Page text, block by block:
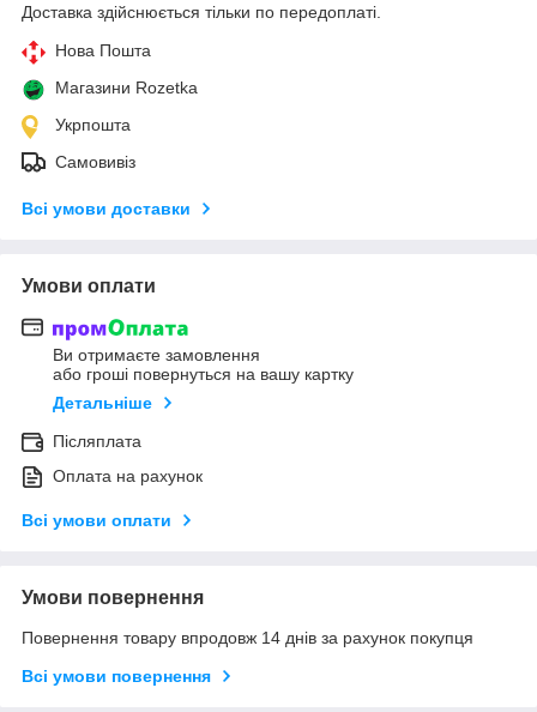
Доставка здійснюється тільки по передоплаті.
Нова Пошта
Магазини Rozetka
Укрпошта
Самовивіз
Всі умови доставки
Умови оплати
Ви отримаєте замовлення
або гроші повернуться на вашу картку
Детальніше
Післяплата
Оплата на рахунок
Всі умови оплати
Умови повернення
Повернення товару впродовж 14 днів за рахунок покупця
Всі умови повернення